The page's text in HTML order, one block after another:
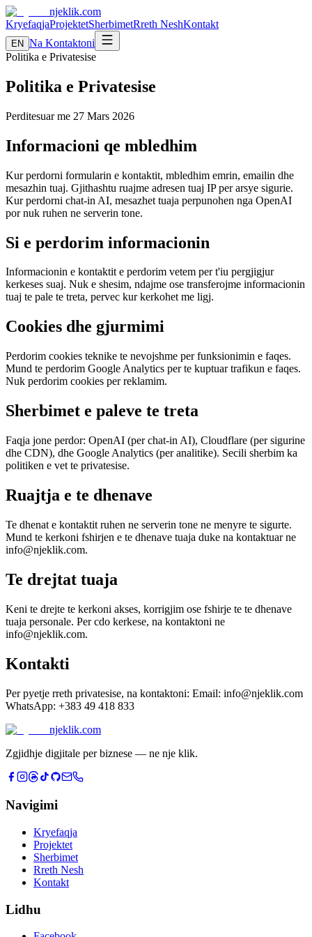
njeklik.com
KryefaqjaProjektetSherbimetRreth NeshKontakt
EN Na Kontaktoni
Politika e Privatesise
Politika e Privatesise
Perditesuar me 27 Mars 2026
Informacioni qe mbledhim
Kur perdorni formularin e kontaktit, mbledhim emrin, emailin dhe
mesazhin tuaj. Gjithashtu ruajme adresen tuaj IP per arsye sigurie.
Kur perdorni chat-in AI, mesazhet tuaja perpunohen nga OpenAI
por nuk ruhen ne serverin tone.
Si e perdorim informacionin
Informacionin e kontaktit e perdorim vetem per t'iu pergjigjur
kerkeses suaj. Nuk e shesim, ndajme ose transferojme informacionin
tuaj te pale te treta, pervec kur kerkohet me ligj.
Cookies dhe gjurmimi
Perdorim cookies teknike te nevojshme per funksionimin e faqes.
Mund te perdorim Google Analytics per te kuptuar trafikun e faqes.
Nuk perdorim cookies per reklamim.
Sherbimet e paleve te treta
Faqja jone perdor: OpenAI (per chat-in AI), Cloudflare (per sigurine
dhe CDN), dhe Google Analytics (per analitike). Secili sherbim ka
politiken e vet te privatesise.
Ruajtja e te dhenave
Te dhenat e kontaktit ruhen ne serverin tone ne menyre te sigurte.
Mund te kerkoni fshirjen e te dhenave tuaja duke na kontaktuar ne
info@njeklik.com.
Te drejtat tuaja
Keni te drejte te kerkoni akses, korrigjim ose fshirje te te dhenave
tuaja personale. Per cdo kerkese, na kontaktoni ne
info@njeklik.com.
Kontakti
Per pyetje rreth privatesise, na kontaktoni: Email: info@njeklik.com
WhatsApp: +383 49 418 833
njeklik.com
Zgjidhje digjitale per biznese — ne nje klik.
Navigimi
Kryefaqja
Projektet
Sherbimet
Rreth Nesh
Kontakt
Lidhu